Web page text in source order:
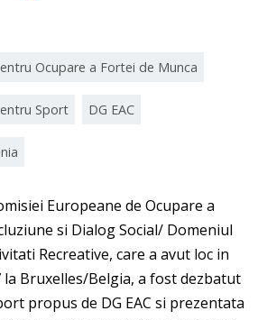
Ocupare a Fortei de Munca
Sport DG EAC
Europeane de Ocupare a
si Dialog Social/ Domeniul
Recreative, care a avut loc in
la Bruxelles/Belgia, a fost dezbatut
propus de DG EAC si prezentata